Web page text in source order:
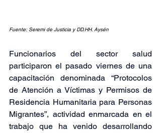
Fuente: Seremi de Justicia y DD.HH. Aysén
Funcionarios del sector salud
participaron el pasado viernes de una
capacitación denominada “Protocolos
de Atención a Víctimas y Permisos de
Residencia Humanitaria para Personas
Migrantes”, actividad enmarcada en el
trabajo que ha venido desarrollando